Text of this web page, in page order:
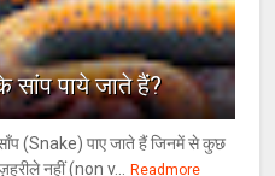
सांप पाये जाते हैं?
(Snake) पाए जाते हैं जिनमें से कुछ
नहीं (non v...
Readmore